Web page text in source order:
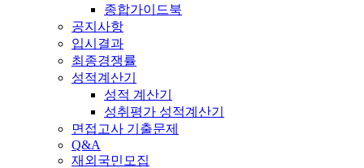
종합가이드북
공지사항
입시결과
최종경쟁률
성적계산기
성적 계산기
성취평가 성적계산기
면접고사 기출문제
Q&A
재외국민모집